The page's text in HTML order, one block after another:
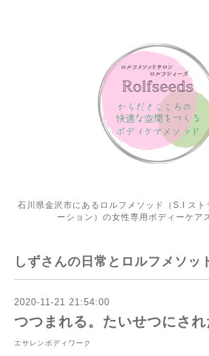
石川県金沢市にあるロルフメソッド（S.I スト
ーション）の女性専用ボディーケア
しずさんの日常とロルフメソッ
2020-11-21 21:54:00
つつまれる。たいせつにされ
エサレンボディワーク